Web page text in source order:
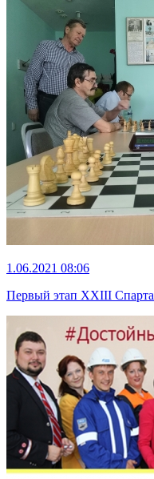
1.06.2021 08:06
Первый этап XXIII